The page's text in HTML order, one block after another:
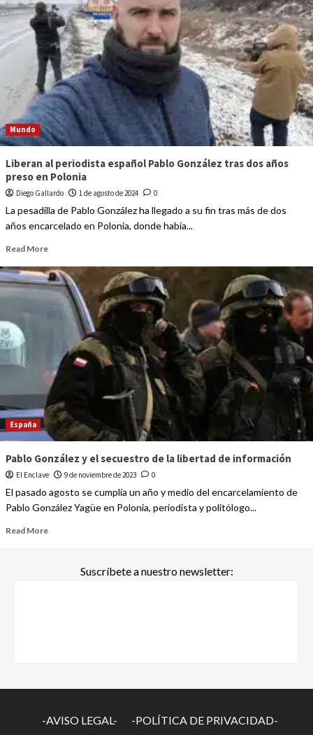
Mundo
Liberan al periodista español Pablo González tras dos años
preso en Polonia
Diego Gallardo 1 de agosto de 2024 0
La pesadilla de Pablo González ha llegado a su fin tras más de dos
años encarcelado en Polonia, donde había...
Read More
España
Pablo González y el secuestro de la libertad de información
El Enclave 9 de noviembre de 2023 0
El pasado agosto se cumplía un año y medio del encarcelamiento de
Pablo González Yagüe en Polonia, periodista y politólogo...
Read More
Suscríbete a nuestro newsletter:
-AVISO LEGAL- -POLÍTICA DE PRIVACIDAD-